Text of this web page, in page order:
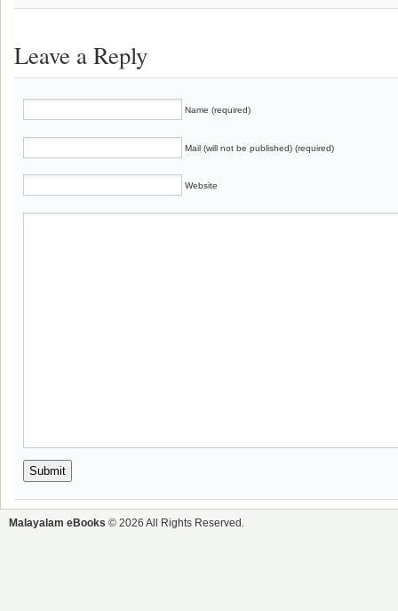
Leave a Reply
Name (required)
Mail (will not be published) (required)
Website
Malayalam eBooks © 2026 All Rights Reserved.